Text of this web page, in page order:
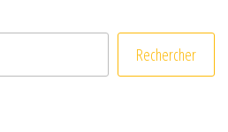
Rechercher